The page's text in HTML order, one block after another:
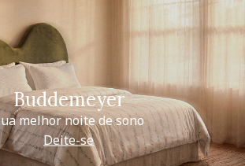
Buddemeyer
melhor noite de sono
Deite-se